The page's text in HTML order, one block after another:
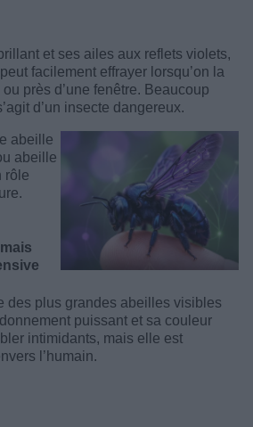
et ses ailes aux reflets violets,
facilement effrayer lorsqu’on la
près d’une fenêtre. Beaucoup
d’un insecte dangereux.
abeille
abeille
rôle
des plus grandes abeilles visibles
puissant et sa couleur
intimidants, mais elle est
l’humain.